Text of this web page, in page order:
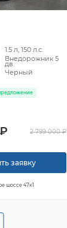
1.5 л, 150 л.с.
Внедорожник 5
дв.
Черный
2 799 000 ₽
заявку
шоссе 47к1